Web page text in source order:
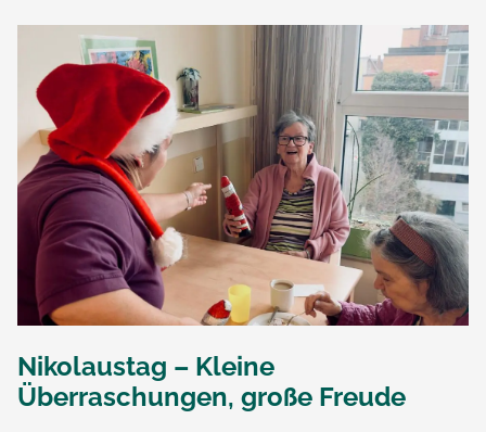
Nikolaustag – Kleine
Überraschungen, große Freude